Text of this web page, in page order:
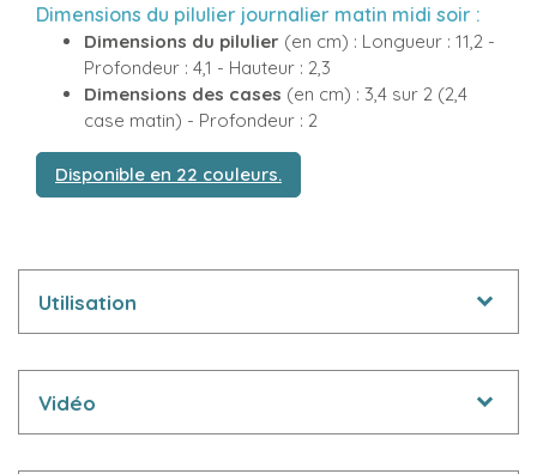
Dimensions du pilulier journalier matin midi soir :
Dimensions du pilulier (en cm) : Longueur : 11,2 -
Profondeur : 4,1 - Hauteur : 2,3
Dimensions des cases (en cm) : 3,4 sur 2 (2,4
case matin) - Profondeur : 2
Disponible en 22 couleurs.
Utilisation
Vidéo